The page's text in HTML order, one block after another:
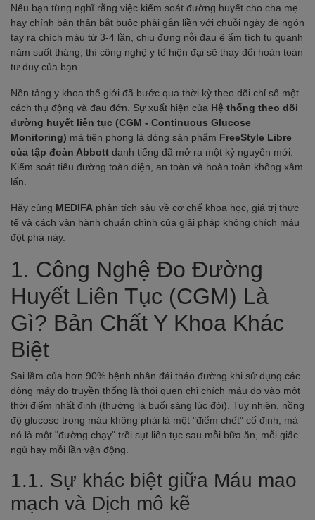
Nếu bạn từng nghĩ rằng việc kiểm soát đường huyết cho cha mẹ
hay chính bản thân bắt buộc phải gắn liền với chuỗi ngày đè ngón
tay ra chích máu từ 3-4 lần, chịu đựng nỗi đau ê ẩm tích tụ quanh
năm suốt tháng, thì công nghệ y tế hiện đại sẽ thay đổi hoàn toàn
tư duy của bạn.
Nền tảng y khoa thế giới đã bước qua thời kỳ theo dõi chỉ số một
cách thụ động và đau đớn. Sự xuất hiện của Hệ thống theo dõi
đường huyết liên tục (CGM - Continuous Glucose
Monitoring) mà tiên phong là dòng sản phẩm FreeStyle Libre
của tập đoàn Abbott danh tiếng đã mở ra một kỷ nguyên mới:
Kiểm soát tiểu đường toàn diện, an toàn và hoàn toàn không xâm
lấn.
Hãy cùng MEDIFA phân tích sâu về cơ chế khoa học, giá trị thực
tế và cách vận hành chuẩn chỉnh của giải pháp không chích máu
đột phá này.
1. Công Nghệ Đo Đường
Huyết Liên Tục (CGM) Là
Gì? Bản Chất Y Khoa Khác
Biệt
Sai lầm của hơn 90% bệnh nhân đái tháo đường khi sử dụng các
dòng máy đo truyền thống là thói quen chỉ chích máu đo vào một
thời điểm nhất định (thường là buổi sáng lúc đói). Tuy nhiên, nồng
độ glucose trong máu không phải là một "điểm chết" cố định, mà
nó là một "đường chạy" trồi sụt liên tục sau mỗi bữa ăn, mỗi giấc
ngủ hay mỗi lần vận động.
1.1. Sự khác biệt giữa Máu mao
mạch và Dịch mô kẽ